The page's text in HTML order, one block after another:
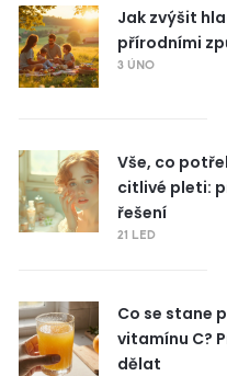
Jak zvýšit
přírodními
3 ÚNO
Vše, co
citlivé pleti:
řešení
21 LED
Co se stane
vitamínu C?
dělat